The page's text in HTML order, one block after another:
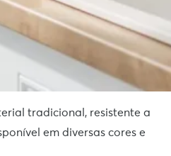
tradicional, resistente a
em diversas cores e